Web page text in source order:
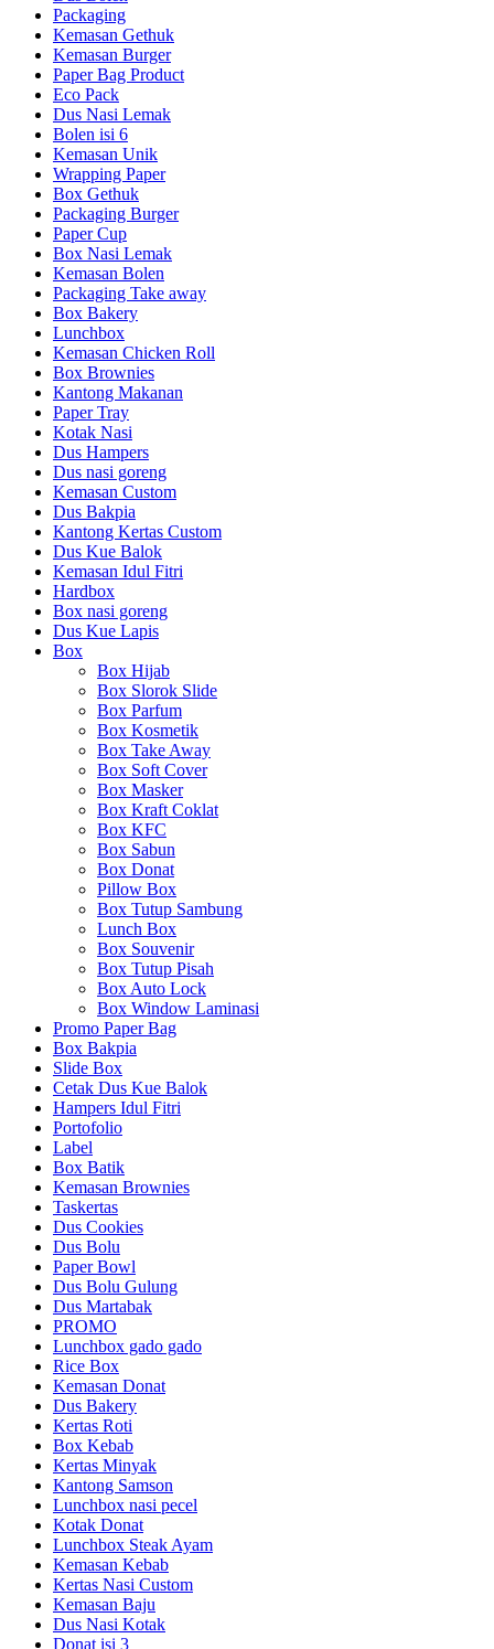
Packaging
Kemasan Gethuk
Kemasan Burger
Paper Bag Product
Eco Pack
Dus Nasi Lemak
Bolen isi 6
Kemasan Unik
Wrapping Paper
Box Gethuk
Packaging Burger
Paper Cup
Box Nasi Lemak
Kemasan Bolen
Packaging Take away
Box Bakery
Lunchbox
Kemasan Chicken Roll
Box Brownies
Kantong Makanan
Paper Tray
Kotak Nasi
Dus Hampers
Dus nasi goreng
Kemasan Custom
Dus Bakpia
Kantong Kertas Custom
Dus Kue Balok
Kemasan Idul Fitri
Hardbox
Box nasi goreng
Dus Kue Lapis
Box
Box Hijab
Box Slorok Slide
Box Parfum
Box Kosmetik
Box Take Away
Box Soft Cover
Box Masker
Box Kraft Coklat
Box KFC
Box Sabun
Box Donat
Pillow Box
Box Tutup Sambung
Lunch Box
Box Souvenir
Box Tutup Pisah
Box Auto Lock
Box Window Laminasi
Promo Paper Bag
Box Bakpia
Slide Box
Cetak Dus Kue Balok
Hampers Idul Fitri
Portofolio
Label
Box Batik
Kemasan Brownies
Taskertas
Dus Cookies
Dus Bolu
Paper Bowl
Dus Bolu Gulung
Dus Martabak
PROMO
Lunchbox gado gado
Rice Box
Kemasan Donat
Dus Bakery
Kertas Roti
Box Kebab
Kertas Minyak
Kantong Samson
Lunchbox nasi pecel
Kotak Donat
Lunchbox Steak Ayam
Kemasan Kebab
Kertas Nasi Custom
Kemasan Baju
Dus Nasi Kotak
Donat isi 3